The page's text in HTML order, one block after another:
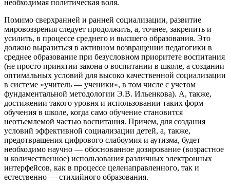
необходимая политическая воля.
Помимо сверхранней и ранней социализации, развитие
мировоззрения следует продолжить, а, точнее, закрепить и
усилить, в процессе среднего и высшего образования. Это
должно выразиться в активном возвращении педагогики в
среднее образование при безусловном приоритете воспитания
(не просто принятии закона о воспитании в школе, а создании
оптимальных условий для высоко качественной социализации
в системе «учитель — ученики», в том числе с учетом
фундаментальной методологии Э.В. Ильенкова). А, также,
достижении такого уровня и использовании таких форм
обучения в школе, когда само обучение становится
неотъемлемой частью воспитания. Причем, для создания
условий эффективной социализации детей, а, также,
предотвращения цифрового слабоумия и аутизма, будет
необходимо научно — обоснованное дозирование (возрастное
и количественное) использования различных электронных
интерфейсов, как в процессе целенаправленного, так и
естественно — стихийного образования.